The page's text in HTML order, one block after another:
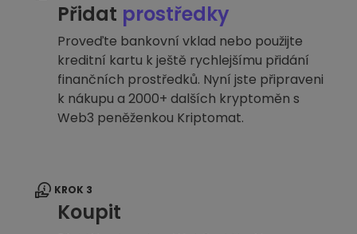
Přidat prostředky
Proveďte bankovní vklad nebo použijte
kreditní kartu k ještě rychlejšímu přidání
finančních prostředků. Nyní jste připraveni
k nákupu a 2000+ dalších kryptoměn s
Web3 peněženkou Kriptomat.
KROK 3
Koupit